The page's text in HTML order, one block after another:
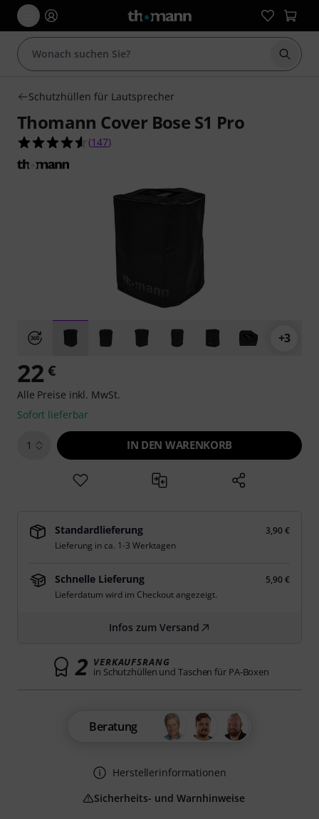
Suche
Schutzhüllen für Lautsprecher
Thomann Cover Bose S1 Pro
4.6 von 5 Sternen aus 147 Kundenbewertungen
(147)
+3
22 €
Alle Preise inkl. MwSt.
Sofort lieferbar
1 IN DEN WARENKORB
Standardlieferung
3,90 €
Lieferung in ca. 1-3 Werktagen
Schnelle Lieferung
5,90 €
Lieferdatum wird im Checkout angezeigt.
Infos zum Versand
2 VERKAUFSRANG
in Schutzhüllen und Taschen für PA-Boxen
Beratung
Herstellerinformationen
Sicherheits- und Warnhinweise